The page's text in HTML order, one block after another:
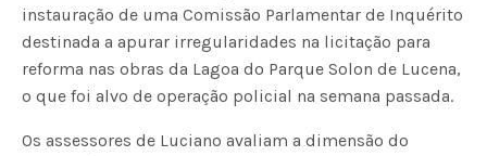
instauração de uma Comissão Parlamentar de Inquérito
destinada a apurar irregularidades na licitação para
reforma nas obras da Lagoa do Parque Solon de Lucena,
o que foi alvo de operação policial na semana passada.
Os assessores de Luciano avaliam a dimensão do